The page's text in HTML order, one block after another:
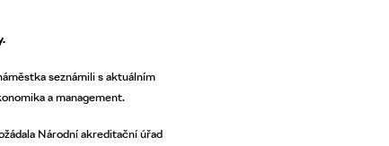
seznámili s aktuálním
a management.
Národní akreditační úřad